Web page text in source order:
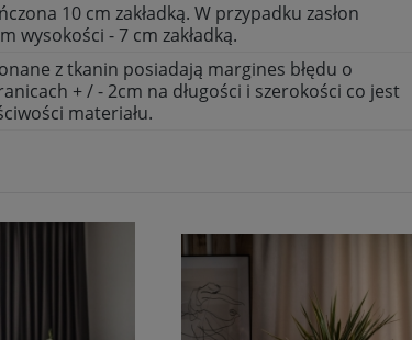
10 cm zakładką. W przypadku zasłon
wysokości - 7 cm zakładką.
z tkanin posiadają margines błędu o
+ / - 2cm na długości i szerokości co jest
materiału.